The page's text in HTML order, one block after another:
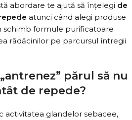
abordare te ajută să înțelegi de
atunci când alegi produse
schimb formule purificatoare
rădăcinilor pe parcursul întregii
părul să nu
de repede?
activitatea glandelor sebacee,